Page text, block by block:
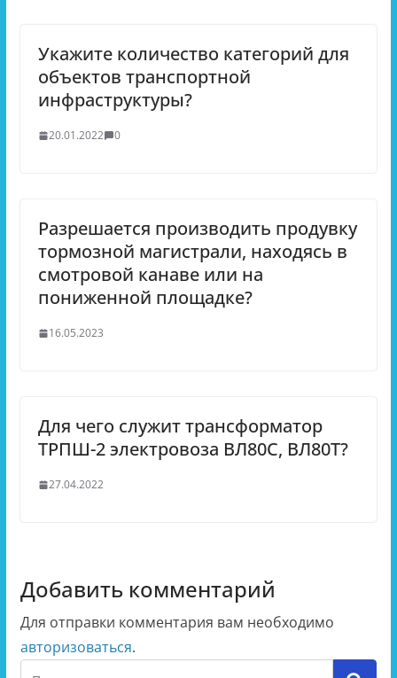
Укажите количество категорий для
объектов транспортной
инфраструктуры?
20.01.2022 0
Разрешается производить продувку
тормозной магистрали, находясь в
смотровой канаве или на
пониженной площадке?
16.05.2023
Для чего служит трансформатор
ТРПШ-2 электровоза ВЛ80С, ВЛ80Т?
27.04.2022
Добавить комментарий
Для отправки комментария вам необходимо
авторизоваться.